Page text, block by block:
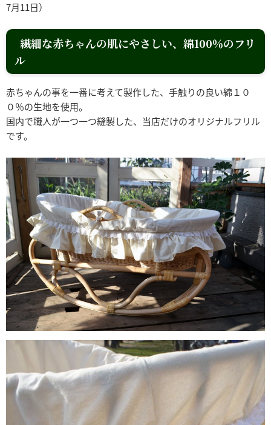
7月11日）
繊細な赤ちゃんの肌にやさしい、綿100％のフリ
ル
赤ちゃんの事を一番に考えて製作した、手触りの良い綿１０
０％の生地を使用。
国内で職人が一つ一つ縫製した、当店だけのオリジナルフリル
です。